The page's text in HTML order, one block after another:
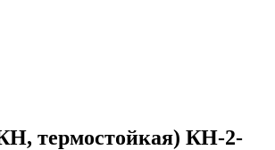
термостойкая) КН-2-